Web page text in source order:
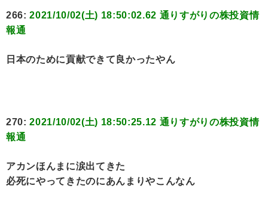
266:2021/10/02(土) 18:50:02.62 通りすがりの株投資情
報通
日本のために貢献できて良かったやん
270:2021/10/02(土) 18:50:25.12 通りすがりの株投資情
報通
アカンほんまに涙出てきた
必死にやってきたのにあんまりやこんなん